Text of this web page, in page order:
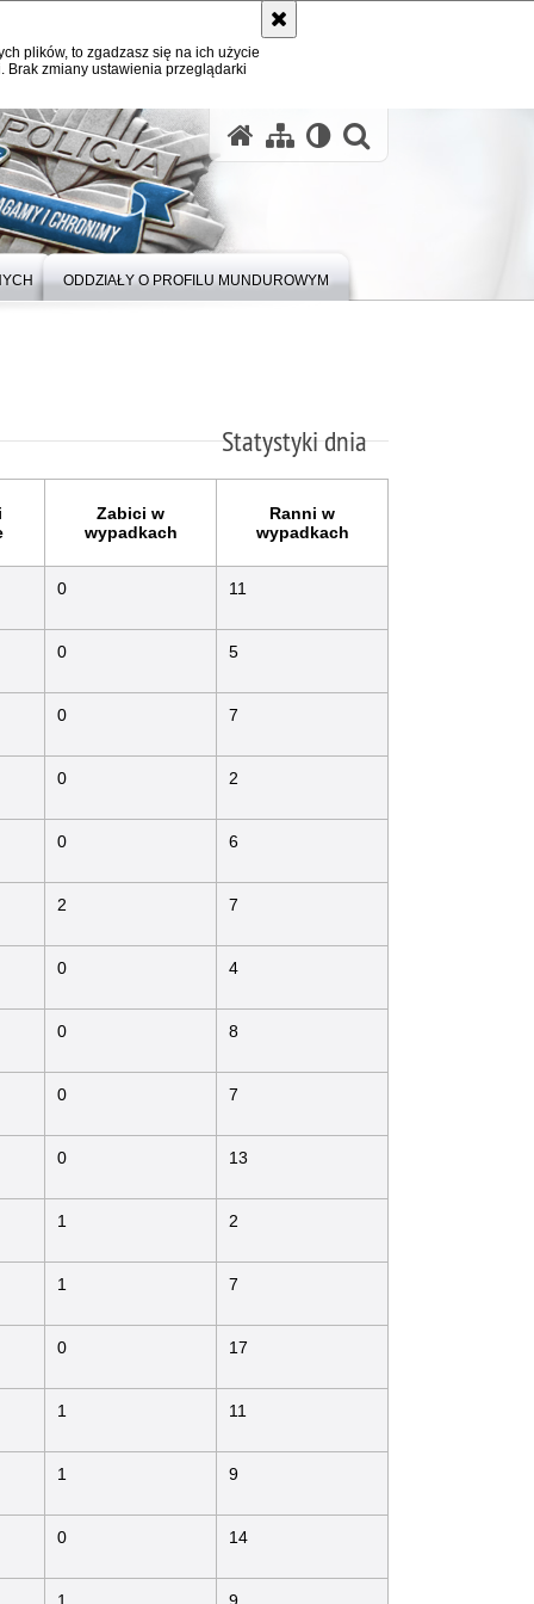
plików, to zgadzasz się na ich użycie
zmiany ustawienia przeglądarki
ODDZIAŁY O PROFILU MUNDUROWYM
Statystyki dnia
Zabici w
wypadkach
Ranni w
wypadkach
0 11
0 5
0 7
0 2
0 6
2 7
0 4
0 8
0 7
0 13
1 2
1 7
0 17
1 11
1 9
0 14